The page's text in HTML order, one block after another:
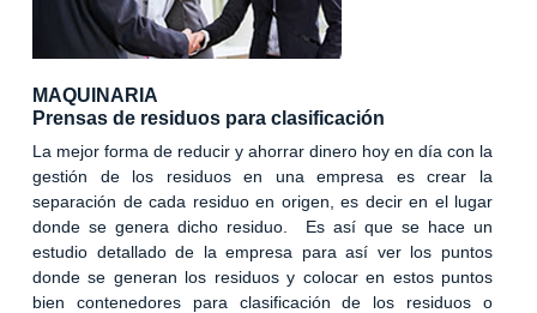
MAQUINARIA
Prensas de residuos para clasificación
La mejor forma de reducir y ahorrar dinero hoy en día con la
gestión de los residuos en una empresa es crear la
separación de cada residuo en origen, es decir en el lugar
donde se genera dicho residuo. Es así que se hace un
estudio detallado de la empresa para así ver los puntos
donde se generan los residuos y colocar en estos puntos
bien contenedores para clasificación de los residuos o